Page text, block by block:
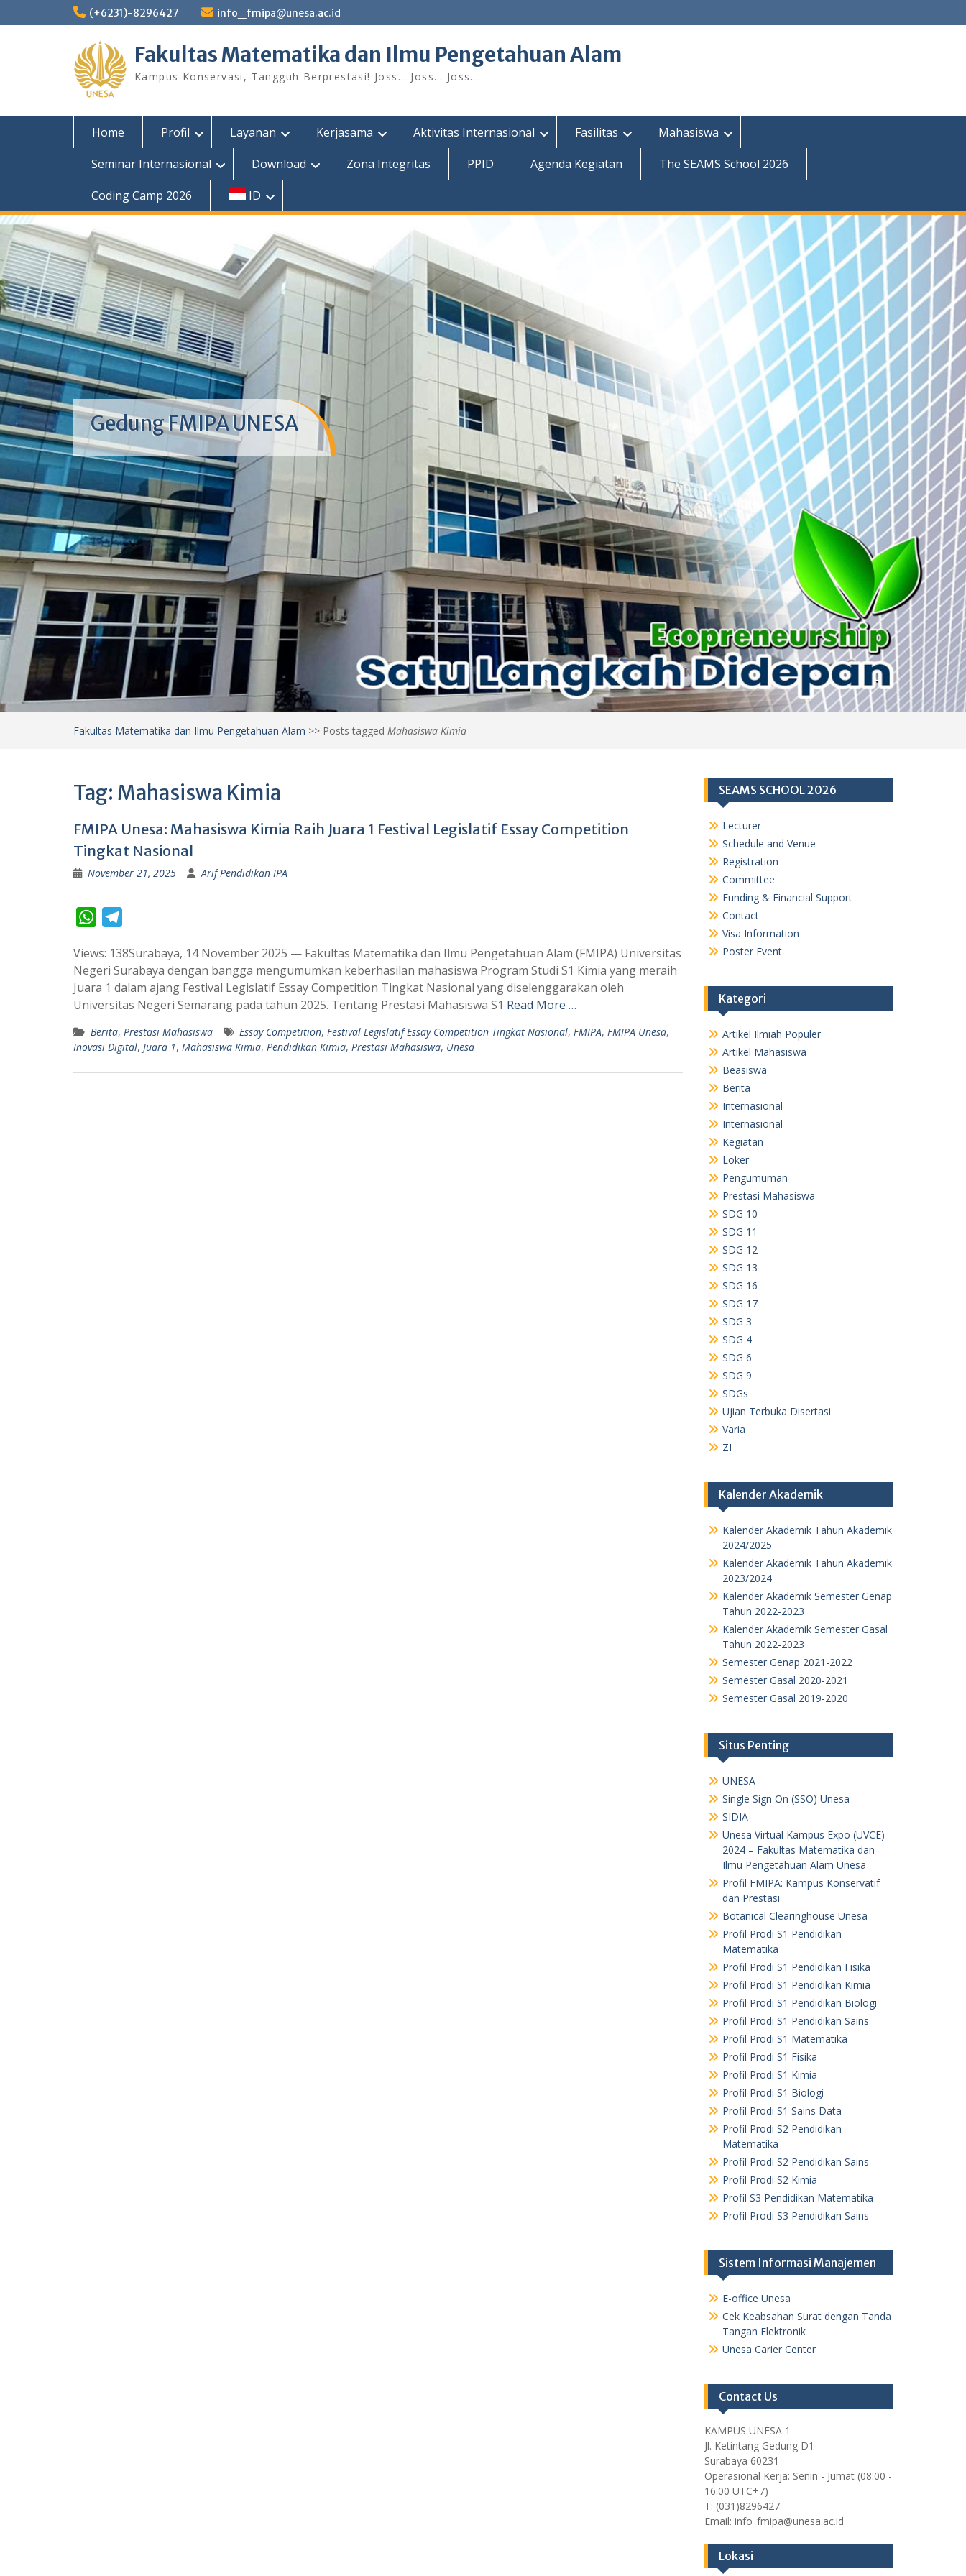
to
(+6231)-8296427 info_fmipa@unesa.ac.id
Fakultas Matematika dan Ilmu Pengetahuan Alam
Kampus Konservasi, Tangguh Berprestasi! Joss… Joss… Joss…
Home Profil Layanan Kerjasama Aktivitas Internasional Fasilitas
Mahasiswa
Seminar Internasional
Download Zona Integritas PPID Agenda Kegiatan
The SEAMS School 2026
Coding Camp 2026
ID
Gedung FMIPA UNESA
Fakultas Matematika dan Ilmu Pengetahuan Alam >> Posts tagged Mahasiswa Kimia
Tag: Mahasiswa Kimia
FMIPA Unesa: Mahasiswa Kimia Raih Juara 1 Festival Legislatif Essay Competition
Tingkat Nasional
November 21, 2025 Arif Pendidikan IPA
W
a
t
p
l
e
a
Views: 138Surabaya, 14 November 2025 — Fakultas Matematika dan Ilmu Pengetahuan Alam (FMIPA) Universitas
Negeri Surabaya dengan bangga mengumumkan keberhasilan mahasiswa Program Studi S1 Kimia yang meraih
Juara 1 dalam ajang Festival Legislatif Essay Competition Tingkat Nasional yang diselenggarakan oleh
Universitas Negeri Semarang pada tahun 2025. Tentang Prestasi Mahasiswa S1 Read More …
Berita, Prestasi Mahasiswa Essay Competition, Festival Legislatif Essay Competition Tingkat Nasional, FMIPA, FMIPA Unesa,
Inovasi Digital, Juara 1, Mahasiswa Kimia, Pendidikan Kimia, Prestasi Mahasiswa, Unesa
SEAMS SCHOOL 2026
Lecturer
Schedule and Venue
Registration
Committee
Funding & Financial Support
Contact
Visa Information
Poster Event
Kategori
Artikel Ilmiah Populer
Artikel Mahasiswa
Beasiswa
Berita
Internasional
Internasional
Kegiatan
Loker
Pengumuman
Prestasi Mahasiswa
SDG 10
SDG 11
SDG 12
SDG 13
SDG 16
SDG 17
SDG 3
SDG 4
SDG 6
SDG 9
SDGs
Ujian Terbuka Disertasi
Varia
ZI
Kalender Akademik
Kalender Akademik Tahun Akademik
2024/2025
Kalender Akademik Tahun Akademik
2023/2024
Kalender Akademik Semester Genap
Tahun 2022-2023
Kalender Akademik Semester Gasal
Tahun 2022-2023
Semester Genap 2021-2022
Semester Gasal 2020-2021
Semester Gasal 2019-2020
Situs Penting
UNESA
Single Sign On (SSO) Unesa
SIDIA
Unesa Virtual Kampus Expo (UVCE)
2024 – Fakultas Matematika dan
Ilmu Pengetahuan Alam Unesa
Profil FMIPA: Kampus Konservatif
dan Prestasi
Botanical Clearinghouse Unesa
Profil Prodi S1 Pendidikan
Matematika
Profil Prodi S1 Pendidikan Fisika
Profil Prodi S1 Pendidikan Kimia
Profil Prodi S1 Pendidikan Biologi
Profil Prodi S1 Pendidikan Sains
Profil Prodi S1 Matematika
Profil Prodi S1 Fisika
Profil Prodi S1 Kimia
Profil Prodi S1 Biologi
Profil Prodi S1 Sains Data
Profil Prodi S2 Pendidikan
Matematika
Profil Prodi S2 Pendidikan Sains
Profil Prodi S2 Kimia
Profil S3 Pendidikan Matematika
Profil Prodi S3 Pendidikan Sains
Sistem Informasi Manajemen
E-office Unesa
Cek Keabsahan Surat dengan Tanda
Tangan Elektronik
Unesa Carier Center
Contact Us
KAMPUS UNESA 1
Jl. Ketintang Gedung D1
Surabaya 60231
Operasional Kerja: Senin - Jumat (08:00 -
16:00 UTC+7)
T: (031)8296427
Email: info_fmipa@unesa.ac.id
Lokasi